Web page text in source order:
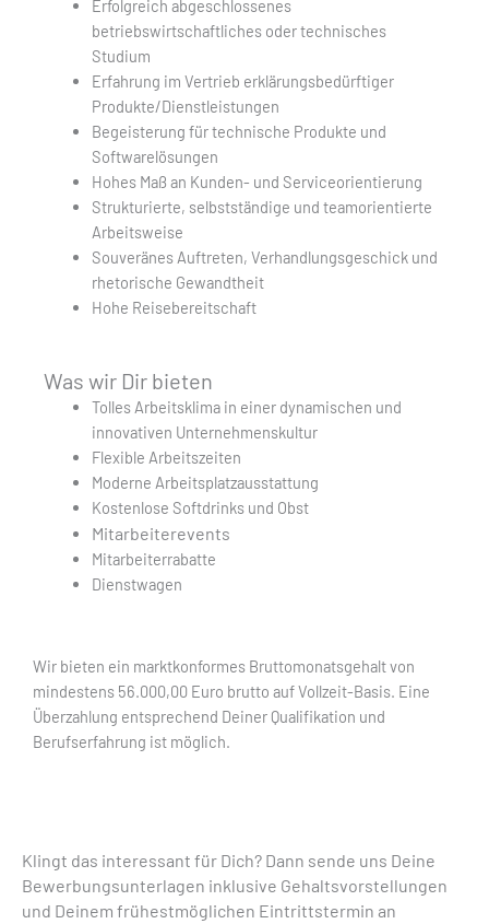
Erfolgreich abgeschlossenes
betriebswirtschaftliches oder technisches
Studium
Erfahrung im Vertrieb erklärungsbedürftiger
Produkte/Dienstleistungen
Begeisterung für technische Produkte und
Softwarelösungen
Hohes Maß an Kunden- und Serviceorientierung
Strukturierte, selbstständige und teamorientierte
Arbeitsweise
Souveränes Auftreten, Verhandlungsgeschick und
rhetorische Gewandtheit
Hohe Reisebereitschaft
Was wir Dir bieten
Tolles Arbeitsklima in einer dynamischen und
innovativen Unternehmenskultur
Flexible Arbeitszeiten
Moderne Arbeitsplatzausstattung
Kostenlose Softdrinks und Obst
Mitarbeiterevents
Mitarbeiterrabatte
Dienstwagen
Wir bieten ein marktkonformes Bruttomonatsgehalt von
mindestens 56.000,00 Euro brutto auf Vollzeit-Basis. Eine
Überzahlung entsprechend Deiner Qualifikation und
Berufserfahrung ist möglich.
Klingt das interessant für Dich? Dann sende uns Deine
Bewerbungsunterlagen inklusive Gehaltsvorstellungen
und Deinem frühestmöglichen Eintrittstermin an